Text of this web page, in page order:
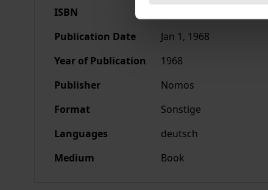
ISBN
Publication Date
Jan 1, 1968
Year of Publication
1968
Publisher
Nomos
Format
Sonstige
Languages
deutsch
Medium
Book